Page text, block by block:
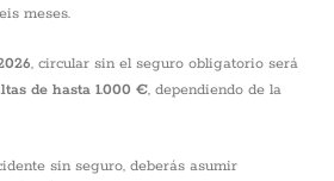
meses.
, circular sin el seguro obligatorio será
de hasta 1.000 €, dependiendo de la
sin seguro, deberás asumir